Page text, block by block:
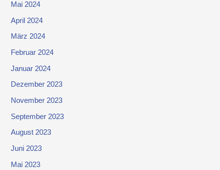
Mai 2024
April 2024
März 2024
Februar 2024
Januar 2024
Dezember 2023
November 2023
September 2023
August 2023
Juni 2023
Mai 2023